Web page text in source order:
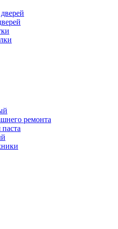
ремонта